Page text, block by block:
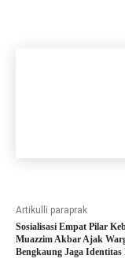
Artikulli paraprak
Sosialisasi Empat Pilar
Muazzim Akbar Ajak
Bengkaung Jaga Identitas